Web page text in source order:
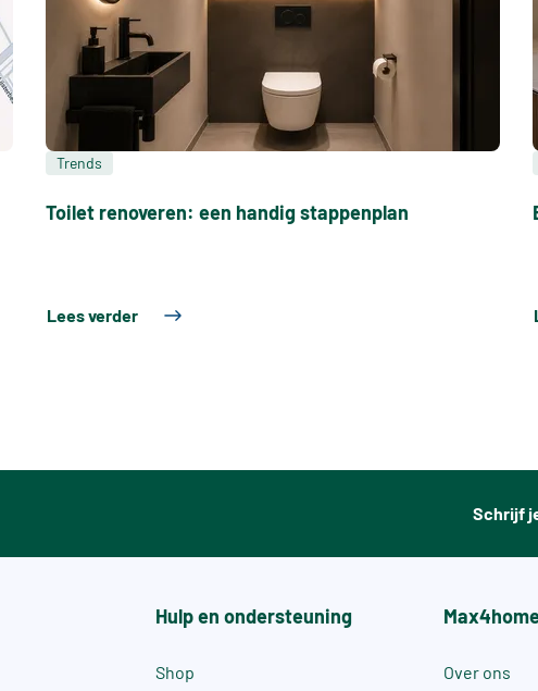
Trends
Toilet renoveren: een handig stappenplan
Lees verder
Schrijf
Hulp en ondersteuning
Shop Over ons